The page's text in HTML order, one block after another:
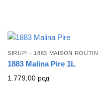
SIRUPI - 1883 MAISON ROUTIN
1883 Malina Pire 1L
1.779,00 рсд